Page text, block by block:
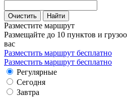
Очистить Найти
Разместите маршрут
Размещайте до 10 пунктов и
вас
Разместить маршрут бесплатно
Разместить маршрут бесплатно
Регулярные
Сегодня
Завтра